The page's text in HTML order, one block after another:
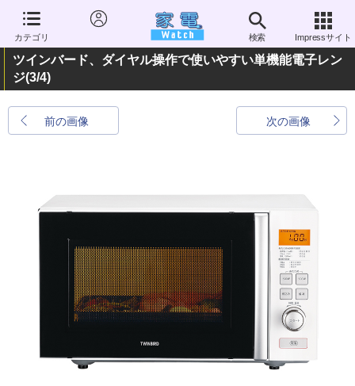
カテゴリ 検索 Impressサイト
ツインバード、ダイヤル操作で使いやすい単機能電子レン
ジ(3/4)
前の画像 次の画像